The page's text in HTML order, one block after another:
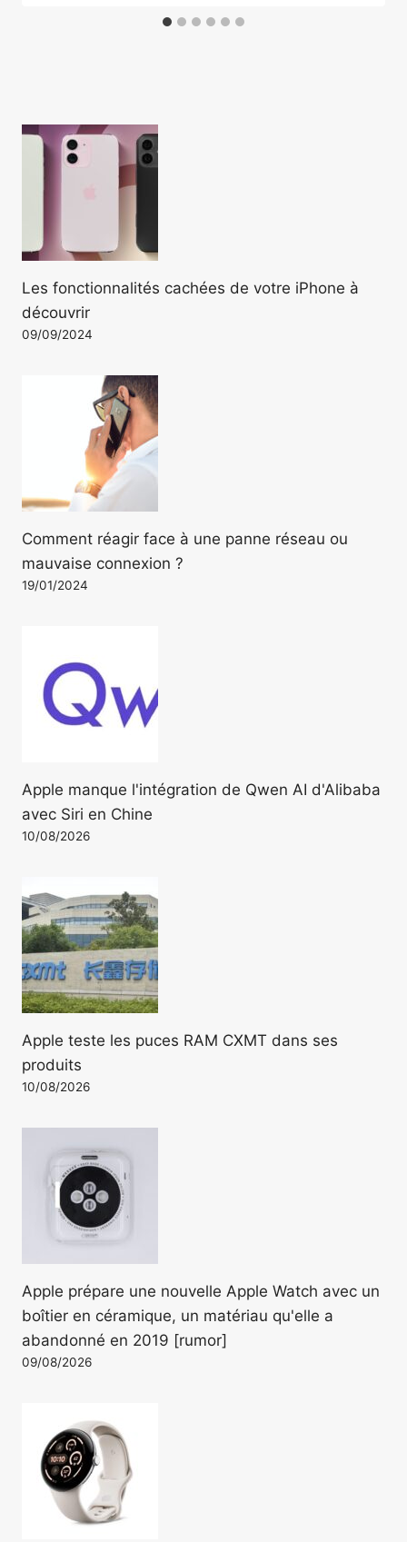
Les fonctionnalités cachées de votre iPhone à
découvrir
09/09/2024
Comment réagir face à une panne réseau ou
mauvaise connexion ?
19/01/2024
Apple manque l'intégration de Qwen AI d'Alibaba
avec Siri en Chine
10/08/2026
Apple teste les puces RAM CXMT dans ses
produits
10/08/2026
Apple prépare une nouvelle Apple Watch avec un
boîtier en céramique, un matériau qu'elle a
abandonné en 2019 [rumor]
09/08/2026